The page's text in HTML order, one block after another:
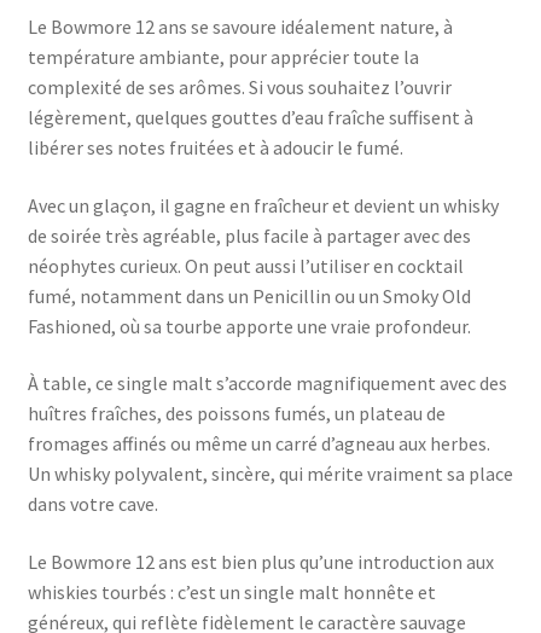
Le Bowmore 12 ans se savoure idéalement nature, à
température ambiante, pour apprécier toute la
complexité de ses arômes. Si vous souhaitez l’ouvrir
légèrement, quelques gouttes d’eau fraîche suffisent à
libérer ses notes fruitées et à adoucir le fumé.
Avec un glaçon, il gagne en fraîcheur et devient un whisky
de soirée très agréable, plus facile à partager avec des
néophytes curieux. On peut aussi l’utiliser en cocktail
fumé, notamment dans un Penicillin ou un Smoky Old
Fashioned, où sa tourbe apporte une vraie profondeur.
À table, ce single malt s’accorde magnifiquement avec des
huîtres fraîches, des poissons fumés, un plateau de
fromages affinés ou même un carré d’agneau aux herbes.
Un whisky polyvalent, sincère, qui mérite vraiment sa place
dans votre cave.
Le Bowmore 12 ans est bien plus qu’une introduction aux
whiskies tourbés : c’est un single malt honnête et
généreux, qui reflète fidèlement le caractère sauvage